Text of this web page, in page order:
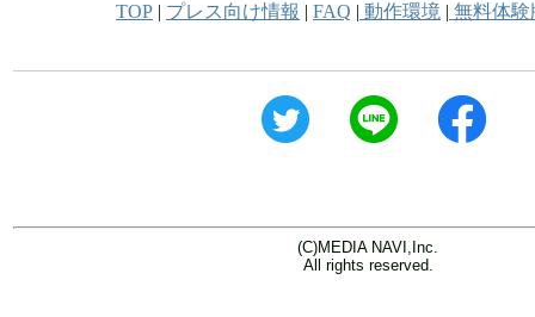
TOP | プレス向け情報 | FAQ | 動作環境 | 無料体験
(C)MEDIA NAVI,Inc.
All rights reserved.